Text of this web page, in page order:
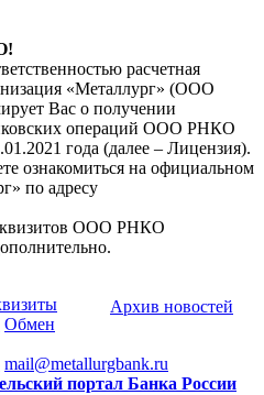
расчетная
«Металлург» (ООО
Вас о получении
операций ООО РНКО
года (далее – Лицензия).
ознакомиться на официальном
по адресу
ООО РНКО
Архив новостей
Обмен
mail@metallurgbank.ru
портал Банка России